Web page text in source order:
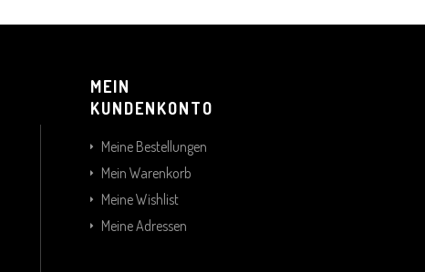
MEIN
KUNDENKONTO
Meine Bestellungen
Mein Warenkorb
Meine Wishlist
Meine Adressen